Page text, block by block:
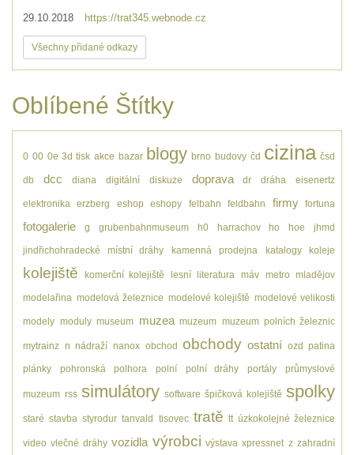
29.10.2018 https://trat345.webnode.cz
Všechny přidané odkazy
Oblíbené Štítky
0 00 0e 3d tisk akce bazar blogy brno budovy čd cizina čsd
db dcc diana digitální diskuze doprava dr dráha eisenertz
elektronika erzberg eshop eshopy felbahn feldbahn firmy fortuna
fotogalerie g grubenbahnmuseum h0 harrachov ho hoe jhmd
jindřichohradecké místní dráhy kamenná prodejna katalogy koleje
kolejiště komerční kolejiště lesní literatura máv metro mladějov
modelařina modelová železnice modelové kolejiště modelové velikosti
modely moduly museum muzea muzeum muzeum polních železnic
mytrainz n nádraží nanox obchod obchody ostatní ozd patina
plánky pohronská polhora polní polní dráhy portály průmyslové
muzeum rss simulátory software špičková kolejiště spolky
staré stavba styrodur tanvald tisovec tratě tt úzkokolejné železnice
video vlečné dráhy vozidla výrobci výstava xpressnet z zahradní